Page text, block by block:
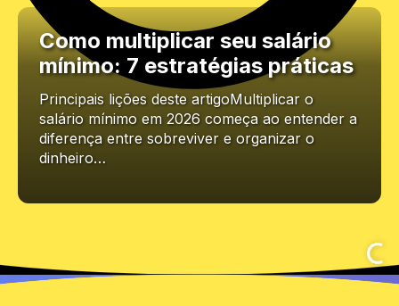
Como multiplicar seu salário
mínimo: 7 estratégias práticas
Principais lições deste artigoMultiplicar o
salário mínimo em 2026 começa ao entender a
diferença entre sobreviver e organizar o
dinheiro…